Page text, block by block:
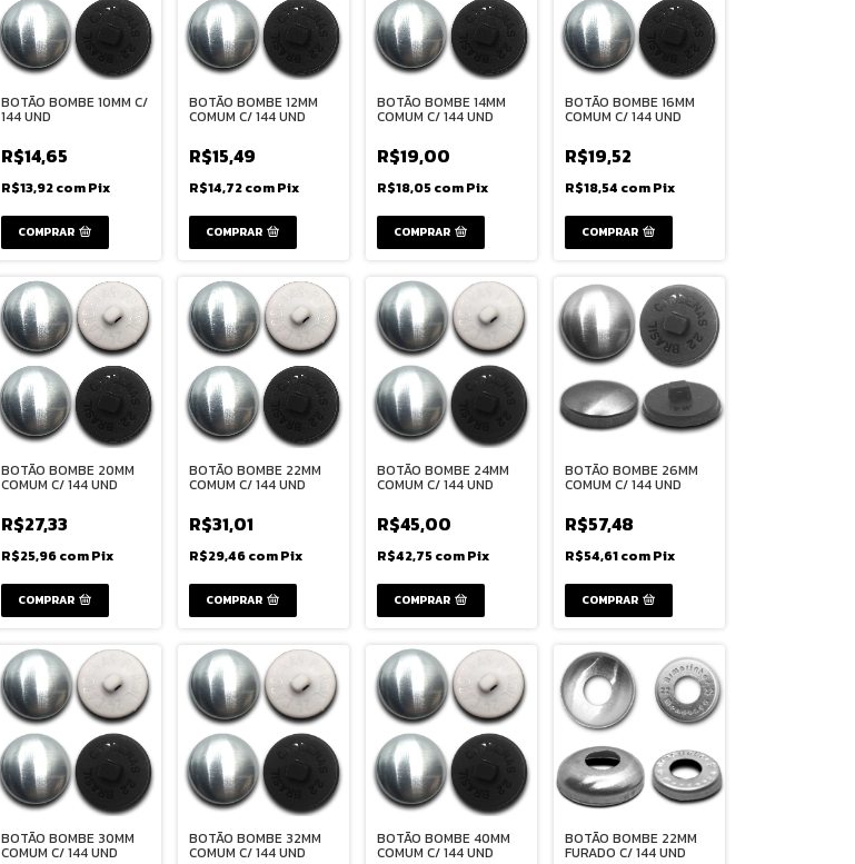
BOTÃO BOMBE 10MM C/
144 UND
R$14,65
R$13,92comPix
COMPRAR
BOTÃO BOMBE 12MM
COMUM C/ 144 UND
R$15,49
R$14,72comPix
COMPRAR
BOTÃO BOMBE 14MM
COMUM C/ 144 UND
R$19,00
R$18,05comPix
COMPRAR
BOTÃO BOMBE 16MM
COMUM C/ 144 UND
R$19,52
R$18,54 comPix
COMPRAR
BOTÃO BOMBE 20MM
COMUM C/ 144 UND
R$27,33
R$25,96comPix
COMPRAR
BOTÃO BOMBE 22MM
COMUM C/ 144 UND
R$31,01
R$29,46comPix
COMPRAR
BOTÃO BOMBE 24MM
COMUM C/ 144 UND
R$45,00
R$42,75comPix
COMPRAR
BOTÃO BOMBE 26MM
COMUM C/ 144 UND
R$57,48
R$54,61comPix
COMPRAR
BOTÃO BOMBE 30MM
COMUM C/ 144 UND
BOTÃO BOMBE 32MM
COMUM C/ 144 UND
BOTÃO BOMBE 40MM
COMUM C/ 144 UND
BOTÃO BOMBE 22MM
FURADO C/ 144 UND